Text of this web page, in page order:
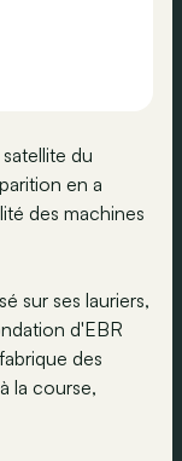
du
en a
des machines
sur ses lauriers,
d'EBR
des
la course,